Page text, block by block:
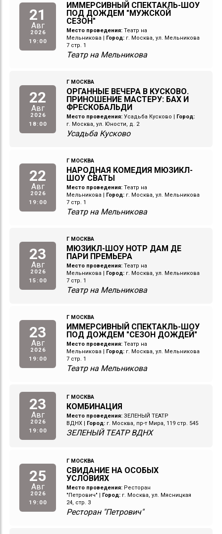
21
Авг
2026
19:00
ИММЕРСИВНЫЙ СПЕКТАКЛЬ-ШОУ
ПОД ДОЖДЕМ "МУЖСКОЙ
СЕЗОН"
Место проведения: Театр на
Мельникова
Город: г. Москва, ул. Мельникова
7 стр. 1
Театр на Мельникова
22
Авг
2026
18:00
Г МОСКВА
ОРГАННЫЕ ВЕЧЕРА В КУСКОВО.
ПРИНОШЕНИЕ МАСТЕРУ: БАХ И
ФРЕСКОБАЛЬДИ
Место проведения: Усадьба Кусково
Город:
г. Москва, ул. Юности, д. 2
Усадьба Кусково
22
Авг
2026
19:00
Г МОСКВА
НАРОДНАЯ КОМЕДИЯ МЮЗИКЛ-
ШОУ СВАТЫ
Место проведения: Театр на
Мельникова
Город: г. Москва, ул. Мельникова
7 стр. 1
Театр на Мельникова
23
Авг
2026
15:00
Г МОСКВА
МЮЗИКЛ-ШОУ НОТР ДАМ ДЕ
ПАРИ ПРЕМЬЕРА
Место проведения: Театр на
Мельникова
Город: г. Москва, ул. Мельникова
7 стр. 1
Театр на Мельникова
23
Авг
2026
19:00
Г МОСКВА
ИММЕРСИВНЫЙ СПЕКТАКЛЬ-ШОУ
ПОД ДОЖДЕМ "СЕЗОН ДОЖДЕЙ"
Место проведения: Театр на
Мельникова
Город: г. Москва, ул. Мельникова
7 стр. 1
Театр на Мельникова
23
Авг
2026
19:00
Г МОСКВА
КОМБИНАЦИЯ
Место проведения: ЗЕЛЕНЫЙ ТЕАТР
ВДНХ | Город: г. Москва, пр-т Мира, 119 стр. 545
ЗЕЛЕНЫЙ ТЕАТР ВДНХ
25
Авг
2026
19:00
Г МОСКВА
СВИДАНИЕ НА ОСОБЫХ
УСЛОВИЯХ
Место проведения: Ресторан
"Петрович"
Город: г. Москва, ул. Мясницкая
24, стр. 3
Ресторан "Петрович"